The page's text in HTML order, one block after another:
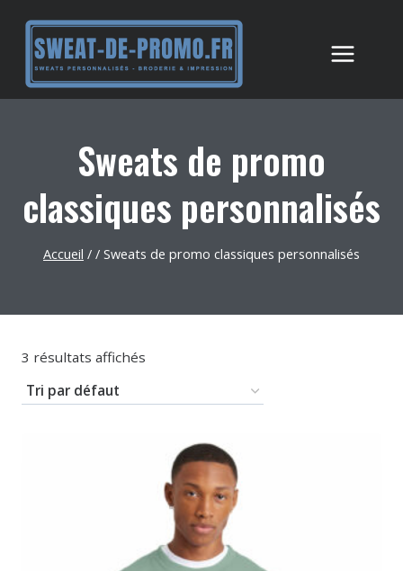
contenu
Sweats de promo
classiques personnalisés
Accueil / / Sweats de promo classiques personnalisés
3 résultats affichés